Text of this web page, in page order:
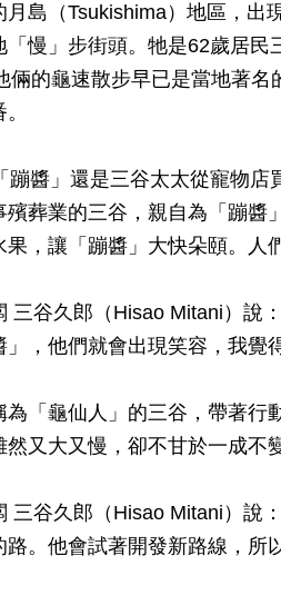
月島（Tsukishima）地區，
「慢」步街頭。牠是62歲居民
倆的龜速散步早已是當地著
蹦醬」還是三谷太太從寵物
殯葬業的三谷，親自為「蹦醬
果，讓「蹦醬」大快朵頤。人
三谷久郎（Hisao Mitani）說
，他們就會出現笑容，我覺
為「龜仙人」的三谷，帶著行
然又大又慢，卻不甘於一成不
三谷久郎（Hisao Mitani）說
路。他會試著開發新路線，所